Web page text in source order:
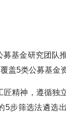
募基金研究团队
覆盖5类公募基金
匠精神，遵循独
5步筛选法遴选